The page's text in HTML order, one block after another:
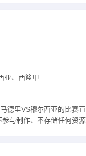
亚、西篮甲
德里VS穆尔西亚的比
与制作、不存储任何资